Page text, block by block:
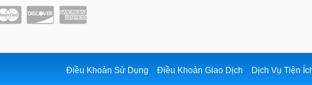
Điều Khoản Sử Dụng Điều Khoản Giao Dịch Dịch Vụ Tiện